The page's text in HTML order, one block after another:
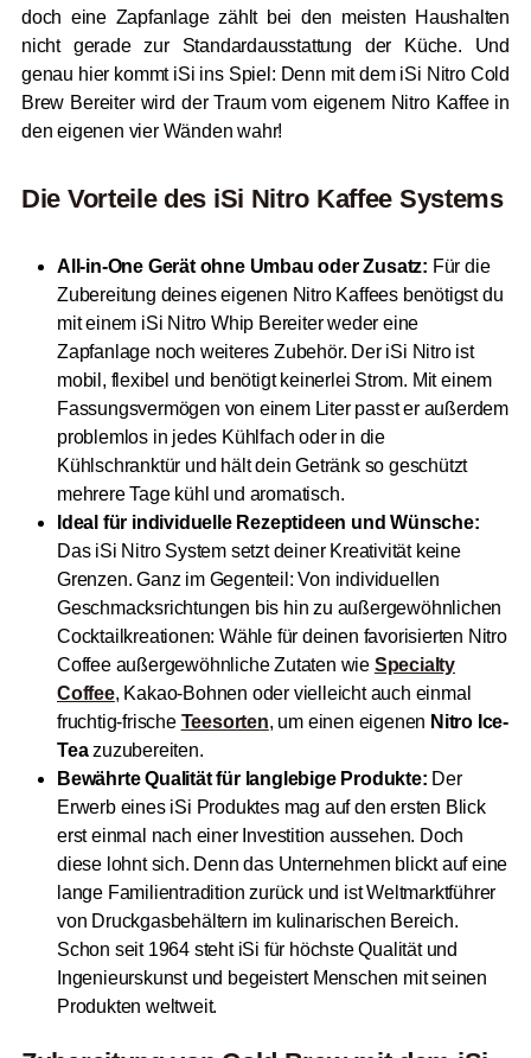
doch eine Zapfanlage zählt bei den meisten Haushalten
nicht gerade zur Standardausstattung der Küche. Und
genau hier kommt iSi ins Spiel: Denn mit dem iSi Nitro Cold
Brew Bereiter wird der Traum vom eigenem Nitro Kaffee in
den eigenen vier Wänden wahr!
Die Vorteile des iSi Nitro Kaffee Systems
All-in-One Gerät ohne Umbau oder Zusatz: Für die
Zubereitung deines eigenen Nitro Kaffees benötigst du
mit einem iSi Nitro Whip Bereiter weder eine
Zapfanlage noch weiteres Zubehör. Der iSi Nitro ist
mobil, flexibel und benötigt keinerlei Strom. Mit einem
Fassungsvermögen von einem Liter passt er außerdem
problemlos in jedes Kühlfach oder in die
Kühlschranktür und hält dein Getränk so geschützt
mehrere Tage kühl und aromatisch.
Ideal für individuelle Rezeptideen und Wünsche:
Das iSi Nitro System setzt deiner Kreativität keine
Grenzen. Ganz im Gegenteil: Von individuellen
Geschmacksrichtungen bis hin zu außergewöhnlichen
Cocktailkreationen: Wähle für deinen favorisierten Nitro
Coffee außergewöhnliche Zutaten wie Specialty
Coffee, Kakao-Bohnen oder vielleicht auch einmal
fruchtig-frische Teesorten, um einen eigenen Nitro Ice-
Teazuzubereiten.
Bewährte Qualität für langlebige Produkte: Der
Erwerb eines iSi Produktes mag auf den ersten Blick
erst einmal nach einer Investition aussehen. Doch
diese lohnt sich. Denn das Unternehmen blickt auf eine
lange Familientradition zurück und ist Weltmarktführer
von Druckgasbehältern im kulinarischen Bereich.
Schon seit 1964 steht iSi für höchste Qualität und
Ingenieurskunst und begeistert Menschen mit seinen
Produkten weltweit.